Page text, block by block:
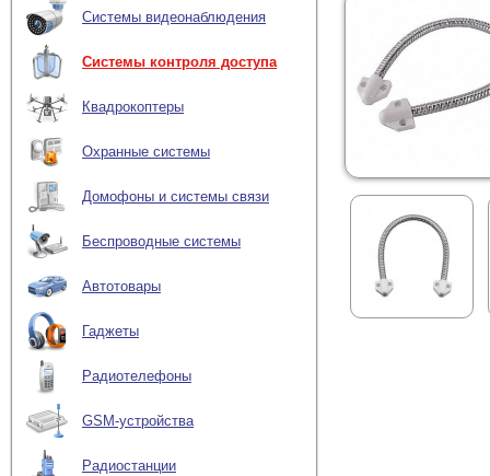
Системы видеонаблюдения
Системы контроля доступа
Квадрокоптеры
Охранные системы
Домофоны и системы связи
Беспроводные системы
Автотовары
Гаджеты
Радиотелефоны
GSM-устройства
Радиостанции